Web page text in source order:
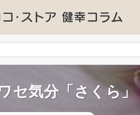
セ気分「さくら」